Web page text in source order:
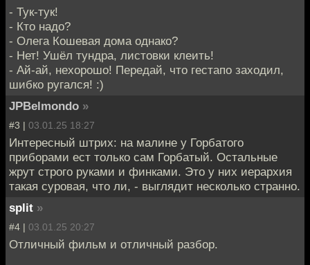
- Тук-тук!
- Кто надо?
- Олега Кошевая дома однако?
- Нет! Ушёл тундра, листовки клеить!
- Ай-ай, нехорошо! Передай, что гестапо заходил,
шибко ругался! :)
JPBelmondo »
#3 | 03.01.25 18:27
Интересный штрих: на малине у Горбатого
приборами ест только сам Горбатый. Остальные
жрут строго руками и финками. Это у них иерархия
такая суровая, что ли, - выглядит несколько странно.
split »
#4 | 03.01.25 20:27
Отличный фильм и отличный разбор.